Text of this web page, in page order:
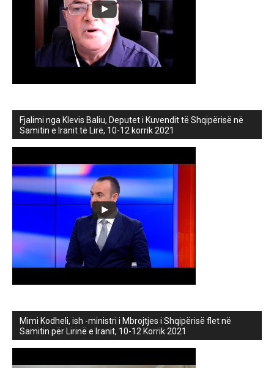
Fjalimi nga Klevis Baliu, Deputet i Kuvendit të Shqipërisë në
Samitin e Iranit të Lirë, 10-12 korrik 2021
Mimi Kodheli, ish -ministri i Mbrojtjes i Shqipërisë flet në
Samitin për Lirinë e Iranit, 10-12 Korrik 2021